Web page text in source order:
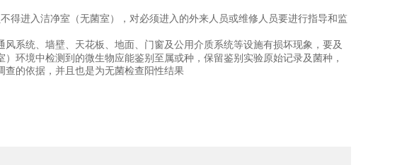
得进入洁净室（无菌室），对必须进入的外来人员或维修人员要进行指导和监
系统、墙壁、天花板、地面、门窗及公用介质系统等设施有损坏现象，要及
环境中检测到的微生物应能鉴别至属或种，保留鉴别实验原始记录及菌种，
的依据，并且也是为无菌检查阳性结果